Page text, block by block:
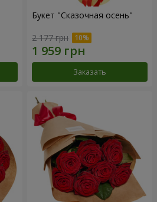
Букет "Сказочная осень"
2 177 грн
Заказать